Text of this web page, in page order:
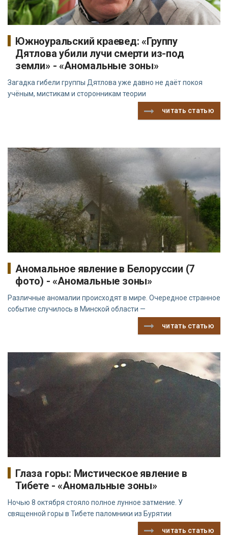
Южноуральский краевед: «Группу
Дятлова убили лучи смерти из-под
земли» - «Аномальные зоны»
Загадка гибели группы Дятлова уже давно не даёт покоя
учёным, мистикам и сторонникам теории
читать статью
Аномальное явление в Белоруссии (7
фото) - «Аномальные зоны»
Различные аномалии происходят в мире. Очередное странное
событие случилось в Минской области —
читать статью
Глаза горы: Мистическое явление в
Тибете - «Аномальные зоны»
Ночью 8 октября стояло полное лунное затмение. У
священной горы в Тибете паломники из Бурятии
читать статью